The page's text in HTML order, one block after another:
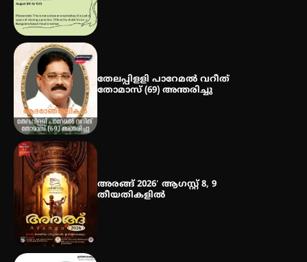
തേലപ്പിളളി പാറേമൽ വറീത്
തോമാസ് (69) അന്തരിച്ചു
അരങ്ങ് 2026′ ആഗസ്റ്റ് 8, 9
തീയതികളിൽ